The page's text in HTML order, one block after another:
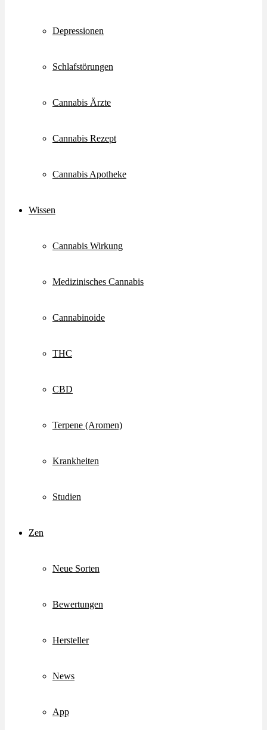
Depressionen
Schlafstörungen
Cannabis Ärzte
Cannabis Rezept
Cannabis Apotheke
Wissen
Cannabis Wirkung
Medizinisches Cannabis
Cannabinoide
THC
CBD
Terpene (Aromen)
Krankheiten
Studien
Zen
Neue Sorten
Bewertungen
Hersteller
News
App